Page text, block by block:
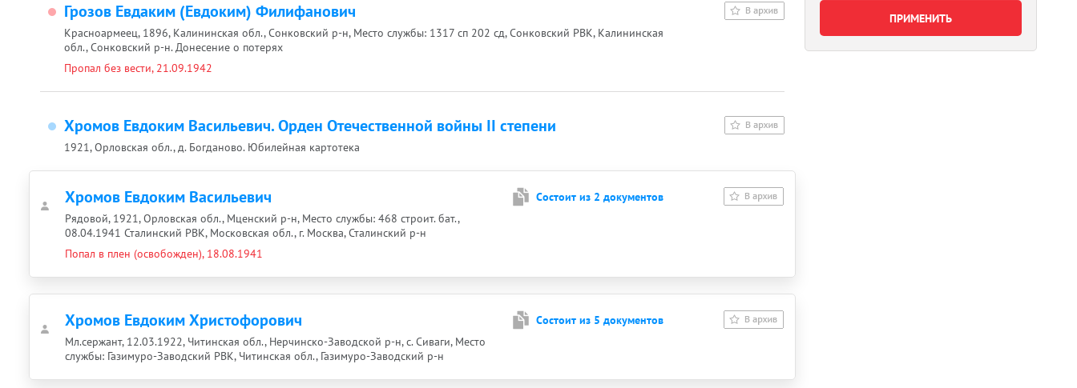
Грозов Евдаким (Евдоким) Филифанович
Красноармеец, 1896, Калининская обл., Сонковский р-н, Место службы: 1317 сп 202 сд, Сонковский РВК, Калининская
обл., Сонковский р-н. Донесение о потерях
Пропал без вести, 21.09.1942
Хромов Евдоким Васильевич. Орден Отечественной войны II степени
1921, Орловская обл., д. Богданово. Юбилейная картотека
Хромов Евдоким Васильевич
Cостоит из 2 документов
Рядовой, 1921, Орловская обл., Мценский р-н, Место службы: 468 строит. бат.,
08.04.1941 Сталинский РВК, Московская обл., г. Москва, Сталинский р-н
Попал в плен (освобожден), 18.08.1941
Хромов Евдоким Христофорович
Cостоит из 5 документов
Мл.сержант, 12.03.1922, Читинская обл., Нерчинско-Заводской р-н, с. Сиваги, Место
службы: Газимуро-Заводский РВК, Читинская обл., Газимуро-Заводский р-н